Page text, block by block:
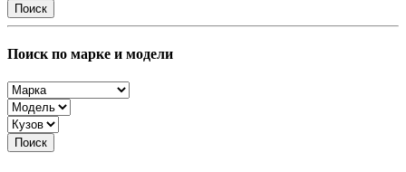
Поиск
Поиск по марке и модели
Поиск